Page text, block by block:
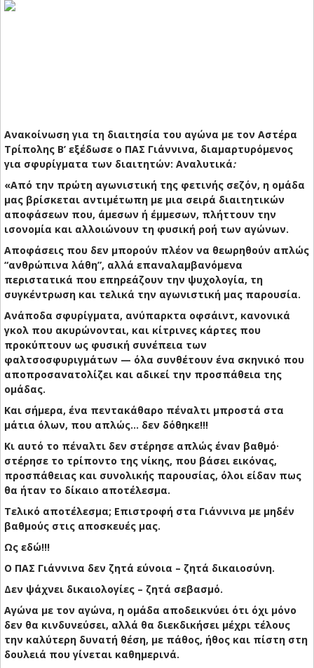
Ανακοίνωση για τη διαιτησία του αγώνα με τον Αστέρα
Τρίπολης Β’ εξέδωσε ο ΠΑΣ Γιάννινα, διαμαρτυρόμενος
για σφυρίγματα των διαιτητών: Αναλυτικά:
«Από την πρώτη αγωνιστική της φετινής σεζόν, η ομάδα
μας βρίσκεται αντιμέτωπη με μια σειρά διαιτητικών
αποφάσεων που, άμεσων ή έμμεσων, πλήττουν την
ισονομία και αλλοιώνουν τη φυσική ροή των αγώνων.
Αποφάσεις που δεν μπορούν πλέον να θεωρηθούν απλώς
“ανθρώπινα λάθη”, αλλά επαναλαμβανόμενα
περιστατικά που επηρεάζουν την ψυχολογία, τη
συγκέντρωση και τελικά την αγωνιστική μας παρουσία.
Ανάποδα σφυρίγματα, ανύπαρκτα οφσάιντ, κανονικά
γκολ που ακυρώνονται, και κίτρινες κάρτες που
προκύπτουν ως φυσική συνέπεια των
φαλτσοσφυριγμάτων — όλα συνθέτουν ένα σκηνικό που
αποπροσανατολίζει και αδικεί την προσπάθεια της
ομάδας.
Και σήμερα, ένα πεντακάθαρο πέναλτι μπροστά στα
μάτια όλων, που απλώς… δεν δόθηκε!!!
Κι αυτό το πέναλτι δεν στέρησε απλώς έναν βαθμό·
στέρησε το τρίποντο της νίκης, που βάσει εικόνας,
προσπάθειας και συνολικής παρουσίας, όλοι είδαν πως
θα ήταν το δίκαιο αποτέλεσμα.
Τελικό αποτέλεσμα; Επιστροφή στα Γιάννινα με μηδέν
βαθμούς στις αποσκευές μας.
Ως εδώ!!!
Ο ΠΑΣ Γιάννινα δεν ζητά εύνοια – ζητά δικαιοσύνη.
Δεν ψάχνει δικαιολογίες – ζητά σεβασμό.
Αγώνα με τον αγώνα, η ομάδα αποδεικνύει ότι όχι μόνο
δεν θα κινδυνεύσει, αλλά θα διεκδικήσει μέχρι τέλους
την καλύτερη δυνατή θέση, με πάθος, ήθος και πίστη στη
δουλειά που γίνεται καθημερινά.